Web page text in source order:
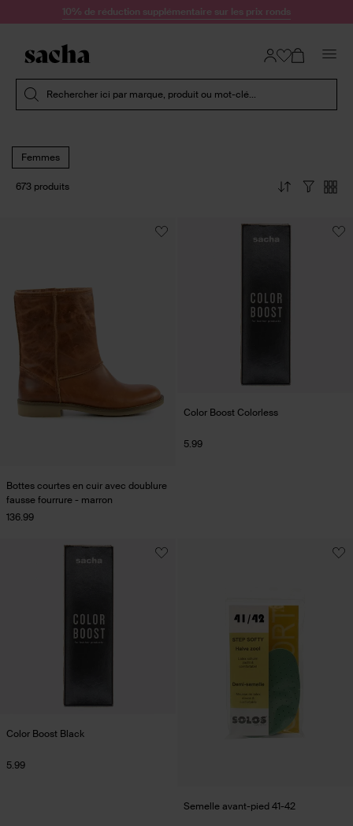
Passer au contenu10% de réduction supplémentaire sur les prix ronds
Rechercher ici par marque, produit ou mot-clé...
Femmes
673 produits
Bottes courtes en cuir avec doublure
fausse fourrure - marron
136.99
Color Boost Colorless
5.99
Color Boost Black
5.99
Semelle avant-pied 41-42